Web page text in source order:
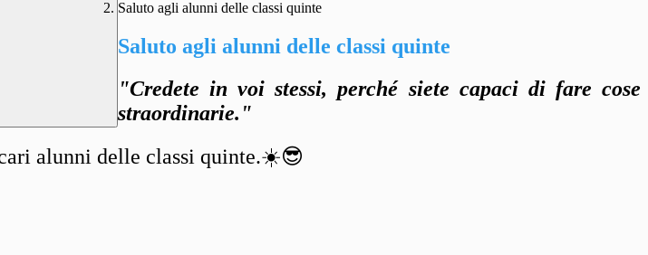
Saluto agli alunni delle classi quinte
Saluto agli alunni delle classi quinte
"Credete in voi stessi,perché siete capaci di fare cose
straordinarie."
alunni delle classi quinte.☀️😎